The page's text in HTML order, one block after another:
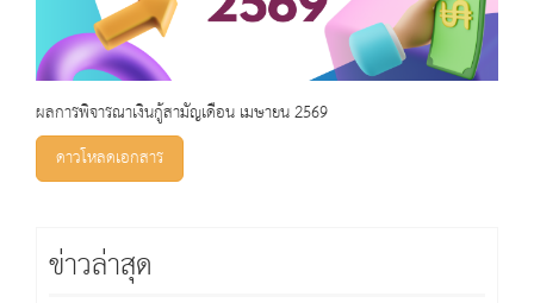
ผลการพิจารณาเงินกู้สามัญเดือน เมษายน 2569
ดาวโหลดเอกสาร
ข่าวล่าสุด